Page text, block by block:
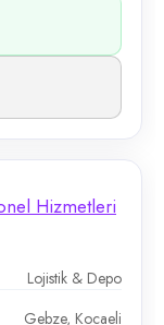
Hizmetleri
Lojistik & Depo
Gebze, Kocaeli